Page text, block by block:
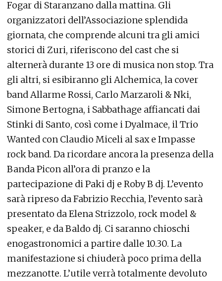
Fogar di Staranzano dalla mattina. Gli
organizzatori dell’Associazione splendida
giornata, che comprende alcuni tra gli amici
storici di Zuri, riferiscono del cast che si
alternerà durante 13 ore di musica non stop. Tra
gli altri, si esibiranno gli Alchemica, la cover
band Allarme Rossi, Carlo Marzaroli & Nki,
Simone Bertogna, i Sabbathage affiancati dai
Stinki di Santo, così come i Dyalmace, il Trio
Wanted con Claudio Miceli al sax e Impasse
rock band. Da ricordare ancora la presenza della
Banda Picon all’ora di pranzo e la
partecipazione di Paki dj e Roby B dj. L’evento
sarà ripreso da Fabrizio Recchia, l’evento sarà
presentato da Elena Strizzolo, rock model &
speaker, e da Baldo dj. Ci saranno chioschi
enogastronomici a partire dalle 10.30. La
manifestazione si chiuderà poco prima della
mezzanotte. L’utile verrà totalmente devoluto